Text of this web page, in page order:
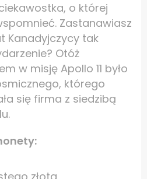
o której
Zastanawiasz
Kanadyjczycy tak
Otóż
w misję Apollo 11 było
którego
się firma z siedzibą